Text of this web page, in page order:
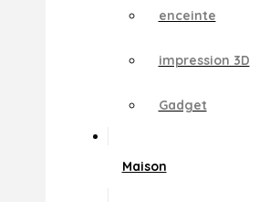
enceinte
impression 3D
Gadget
Maison